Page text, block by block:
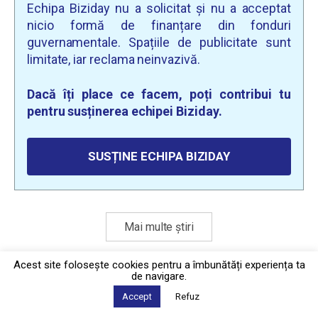
Echipa Biziday nu a solicitat și nu a acceptat
nicio formă de finanțare din fonduri
guvernamentale. Spațiile de publicitate sunt
limitate, iar reclama neinvazivă.
Dacă îți place ce facem, poți contribui tu
pentru susținerea echipei Biziday.
SUSȚINE ECHIPA BIZIDAY
Mai multe știri
Politica de confidențialitate
2026 © Biziday
Acest site foloseşte cookies pentru a îmbunătăți experiența ta
de navigare.
Accept Refuz